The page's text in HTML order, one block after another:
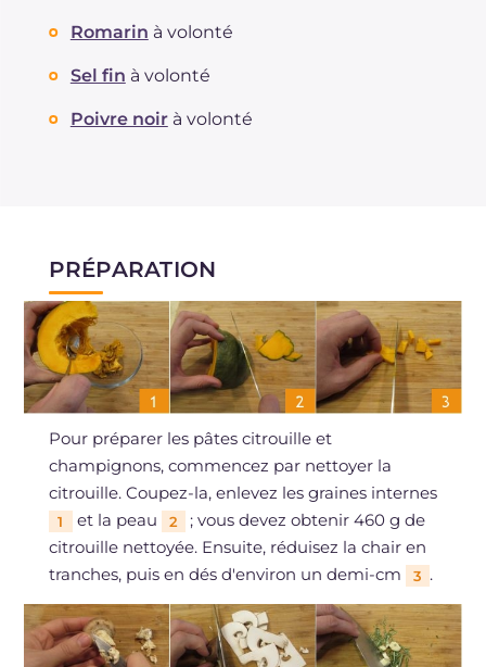
Romarin à volonté
Sel fin à volonté
Poivre noir à volonté
PRÉPARATION
Pour préparer les pâtes citrouille et
champignons, commencez par nettoyer la
citrouille. Coupez-la, enlevez les graines internes
1 et la peau 2
; vous devez obtenir 460 g de
citrouille nettoyée. Ensuite, réduisez la chair en
tranches, puis en dés d'environ un demi-cm
3 .